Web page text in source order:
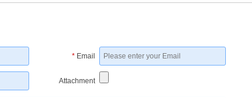
* Email
Attachment